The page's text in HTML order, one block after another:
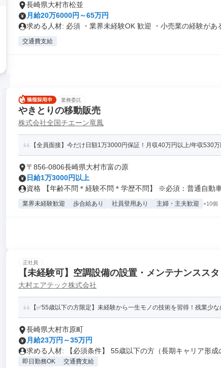
長崎県大村市松並
月給20万6000円～65万円
求める人材: 必須 ・業界未経験OK 歓迎 ・小売業の経験があ
交通費支給
業務委託
やきとりの移動販売
株式会社全国チエーン竜鳳
【全員面接】今だけ日額1万3000円保証！月収40万円以上/年収530
〒856-0806長崎県大村市富の原
日給1万3000円以上
資格 【年齢不問＊経験不問＊学歴不問】 ※必須：普通自動
業界未経験歓迎 歩合給あり 社員登用あり 主婦・主夫歓迎 +10個
正社員
【未経験可】空調設備の設置・メンテナンスス
大村エアテック株式会社
【✅55歳以下の方限定】未経験から一生モノの技術を習得！残業少
長崎県大村市原町
月給23万円～35万円
求める人材: 【必須条件】 55歳以下の方（長期キャリア形成
即日勤務OK 交通費支給